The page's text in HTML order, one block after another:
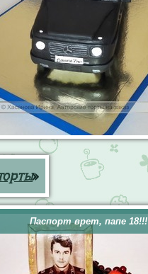
»
Паспорт врет, папе 18!!!